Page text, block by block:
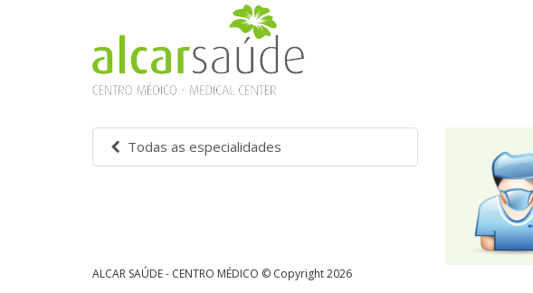
Todas as especialidades
ALCAR SAÚDE - CENTRO MÉDICO © Copyright 2026